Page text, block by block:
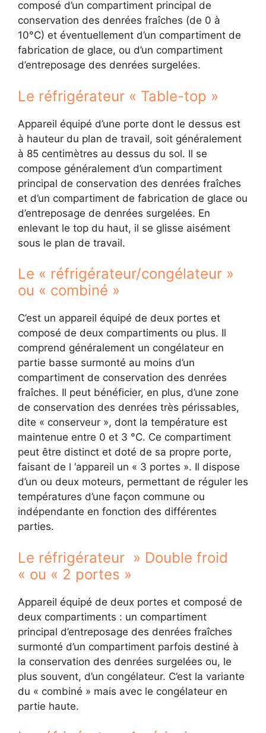
composé d’un compartiment principal de
conservation des denrées fraîches (de 0 à
10°C) et éventuellement d’un compartiment de
fabrication de glace, ou d’un compartiment
d’entreposage des denrées surgelées.
Le réfrigérateur « Table-top »
Appareil équipé d’une porte dont le dessus est
à hauteur du plan de travail, soit généralement
à 85 centimètres au dessus du sol. Il se
compose généralement d’un compartiment
principal de conservation des denrées fraîches
et d’un compartiment de fabrication de glace ou
d’entreposage de denrées surgelées. En
enlevant le top du haut, il se glisse aisément
sous le plan de travail.
Le « réfrigérateur/congélateur »
ou « combiné »
C’est un appareil équipé de deux portes et
composé de deux compartiments ou plus. Il
comprend généralement un congélateur en
partie basse surmonté au moins d’un
compartiment de conservation des denrées
fraîches. Il peut bénéficier, en plus, d’une zone
de conservation des denrées très périssables,
dite « conserveur », dont la température est
maintenue entre 0 et 3 °C. Ce compartiment
peut être distinct et doté de sa propre porte,
faisant de l ‘appareil un « 3 portes ». Il dispose
d’un ou deux moteurs, permettant de réguler les
températures d’une façon commune ou
indépendante en fonction des différentes
parties.
Le réfrigérateur » Double froid
« ou « 2 portes »
Appareil équipé de deux portes et composé de
deux compartiments : un compartiment
principal d’entreposage des denrées fraîches
surmonté d’un compartiment parfois destiné à
la conservation des denrées surgelées ou, le
plus souvent, d’un congélateur. C’est la variante
du « combiné » mais avec le congélateur en
partie haute.